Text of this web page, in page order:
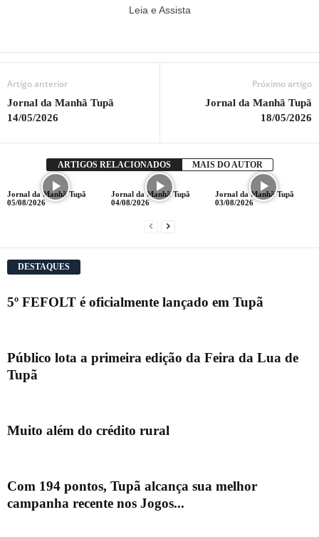
Leia e Assista
Artigo anterior
Jornal da Manhã Tupã
14/05/2026
Próximo artigo
Jornal da Manhã Tupã
18/05/2026
ARTIGOS RELACIONADOS MAIS DO AUTOR
Jornal da Manhã Tupã
05/08/2026
Jornal da Manhã Tupã
04/08/2026
Jornal da Manhã Tupã
03/08/2026
DESTAQUES
5º FEFOLT é oficialmente lançado em Tupã
Público lota a primeira edição da Feira da Lua de
Tupã
Muito além do crédito rural
Com 194 pontos, Tupã alcança sua melhor
campanha recente nos Jogos...